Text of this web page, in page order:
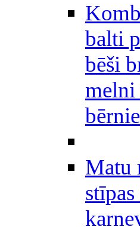
balti
bēši
melni
Matu